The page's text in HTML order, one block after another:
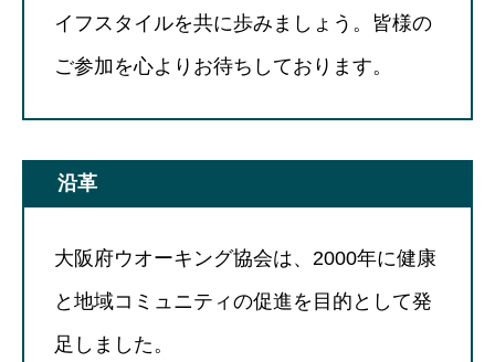
イフスタイルを共に歩みましょう。皆様の
ご参加を心よりお待ちしております。
沿革
大阪府ウオーキング協会は、2000年に健康
と地域コミュニティの促進を目的として発
足しました。